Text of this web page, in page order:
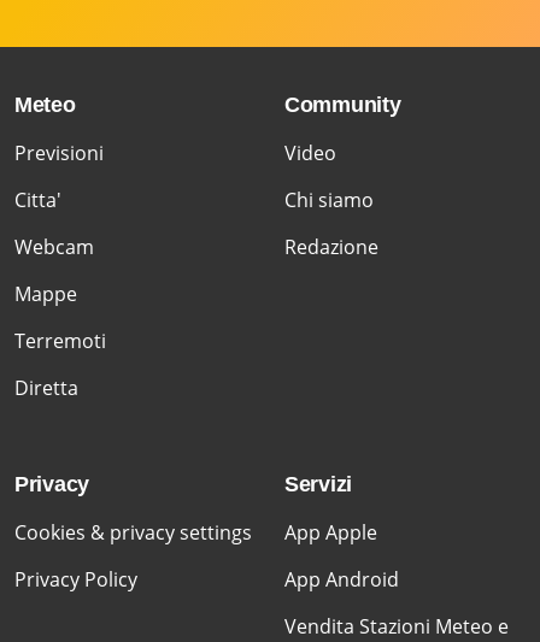
Meteo
Previsioni
Citta'
Webcam
Mappe
Terremoti
Diretta
Community
Video
Chi siamo
Redazione
Privacy
Cookies & privacy settings
Privacy Policy
Servizi
App Apple
App Android
Vendita Stazioni Meteo e